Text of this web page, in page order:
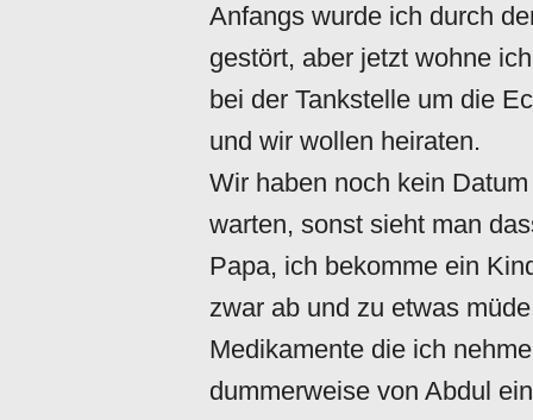
Anfangs wurde ich durch
gestört, aber jetzt wohne
bei der Tankstelle um die
und wir wollen heiraten.
Wir haben noch kein
warten, sonst sieht man
Papa, ich bekomme ein
zwar ab und zu etwas
Medikamente die ich
dummerweise von Abdul